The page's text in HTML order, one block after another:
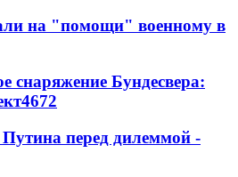
на "помощи" военному в
снаряжение Бундесвера:
4672
перед дилеммой -